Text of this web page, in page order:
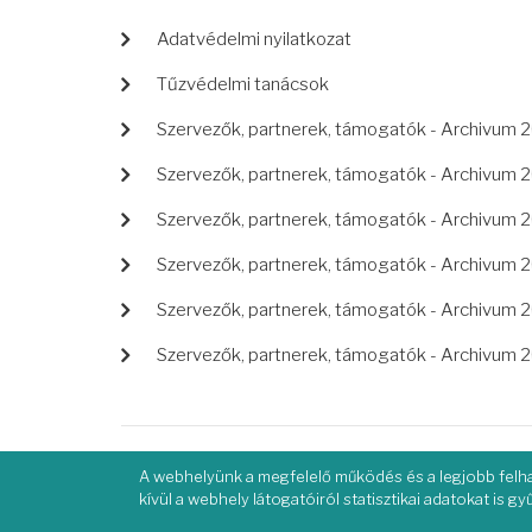
LÁBLÉC
Adatvédelmi nyilatkozat
Tűzvédelmi tanácsok
Szervezők, partnerek, támogatók - Archivum
Szervezők, partnerek, támogatók - Archivum
Szervezők, partnerek, támogatók - Archivum
Szervezők, partnerek, támogatók - Archivum
Szervezők, partnerek, támogatók - Archivum
Szervezők, partnerek, támogatók - Archivum
A webhelyünk a megfelelő működés és a legjobb
kívül a webhely látogatóiról statisztikai adatokat is